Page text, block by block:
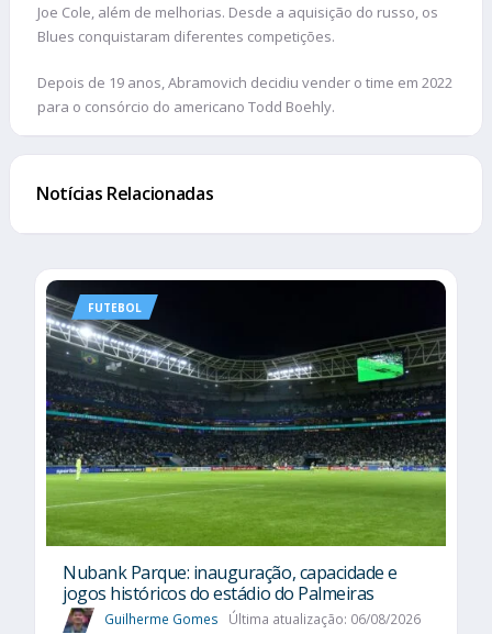
Joe Cole, além de melhorias. Desde a aquisição do russo, os
Blues conquistaram diferentes competições.
Depois de 19 anos, Abramovich decidiu vender o time em 2022
para o consórcio do americano Todd Boehly.
Notícias Relacionadas
FUTEBOL
Nubank Parque: inauguração, capacidade e
jogos históricos do estádio do Palmeiras
Guilherme Gomes Última atualização: 06/08/2026